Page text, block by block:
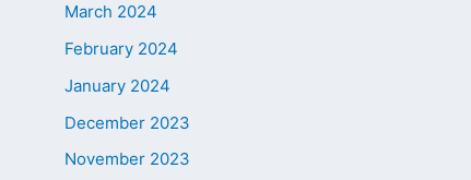
March 2024
February 2024
January 2024
December 2023
November 2023